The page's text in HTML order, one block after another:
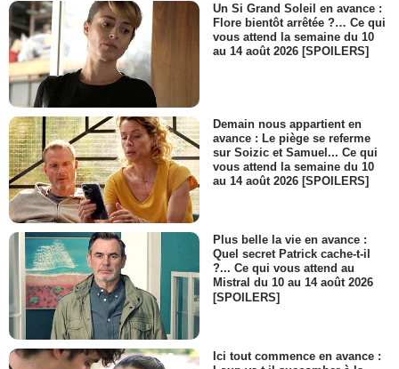
Un Si Grand Soleil en avance :
Flore bientôt arrêtée ?… Ce qui
vous attend la semaine du 10
au 14 août 2026 [SPOILERS]
Demain nous appartient en
avance : Le piège se referme
sur Soizic et Samuel... Ce qui
vous attend la semaine du 10
au 14 août 2026 [SPOILERS]
Plus belle la vie en avance :
Quel secret Patrick cache-t-il
?... Ce qui vous attend au
Mistral du 10 au 14 août 2026
[SPOILERS]
Ici tout commence en avance :